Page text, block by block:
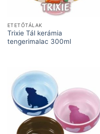
ETETŐTÁLAK
Trixie Tál kerámia
tengerimalac 300ml